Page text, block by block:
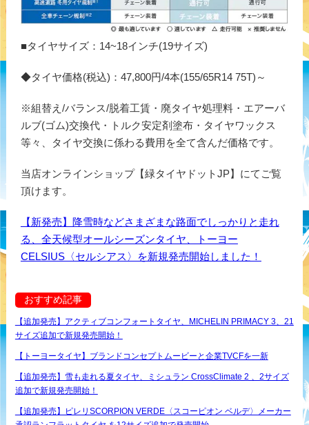
■タイヤサイズ：14~18インチ(19サイズ)
◆タイヤ価格(税込)：47,800円/4本(155/65R14 75T)～
※組替え/バランス/脱着工賃・廃タイヤ処理料・エアーバ
ルブ(ゴム)交換代・トルク安定剤塗布・タイヤワックス
等々、タイヤ交換に係わる費用を全て含んだ価格です。
当店オンラインショップ【緑タイヤドットJP】にてご覧
頂けます。
【新発売】降雪時などさまざまな路面でしっかりと走れ
る、全天候型オールシーズンタイヤ、トーヨー
CELSIUS〈セルシアス〉を新規発売開始しました！
おすすめ記事
【追加発売】アクティブコンフォートタイヤ、MICHELIN PRIMACY 3、21
サイズ追加で新規発売開始！
【トーヨータイヤ】ブランドコンセプトムービーと企業TVCFを一新
【追加発売】雪も走れる夏タイヤ、ミシュラン CrossClimate 2 、2サイズ
追加で新規発売開始！
【追加発売】ピレリSCORPION VERDE〈スコーピオン ベルデ〉メーカー